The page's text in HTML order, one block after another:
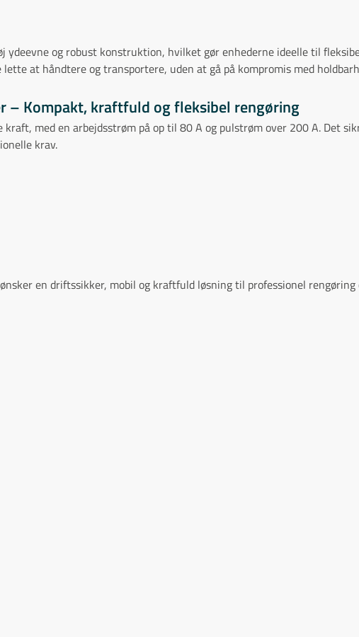
ydeevne og robust konstruktion, hvilket gør enhederne ideelle til
at håndtere og transportere, uden at gå på kompromis med
– Kompakt, kraftfuld og fleksibel rengøring
med en arbejdsstrøm på op til 80 A og pulstrøm over 200 A. Det
krav.
en driftssikker, mobil og kraftfuld løsning til professionel